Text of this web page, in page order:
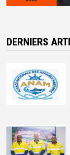
DERNIERS